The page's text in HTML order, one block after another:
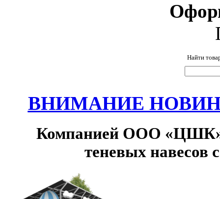
Найти
ВНИМАНИЕ
Компанией ООО «ЦШК»
теневых навесов